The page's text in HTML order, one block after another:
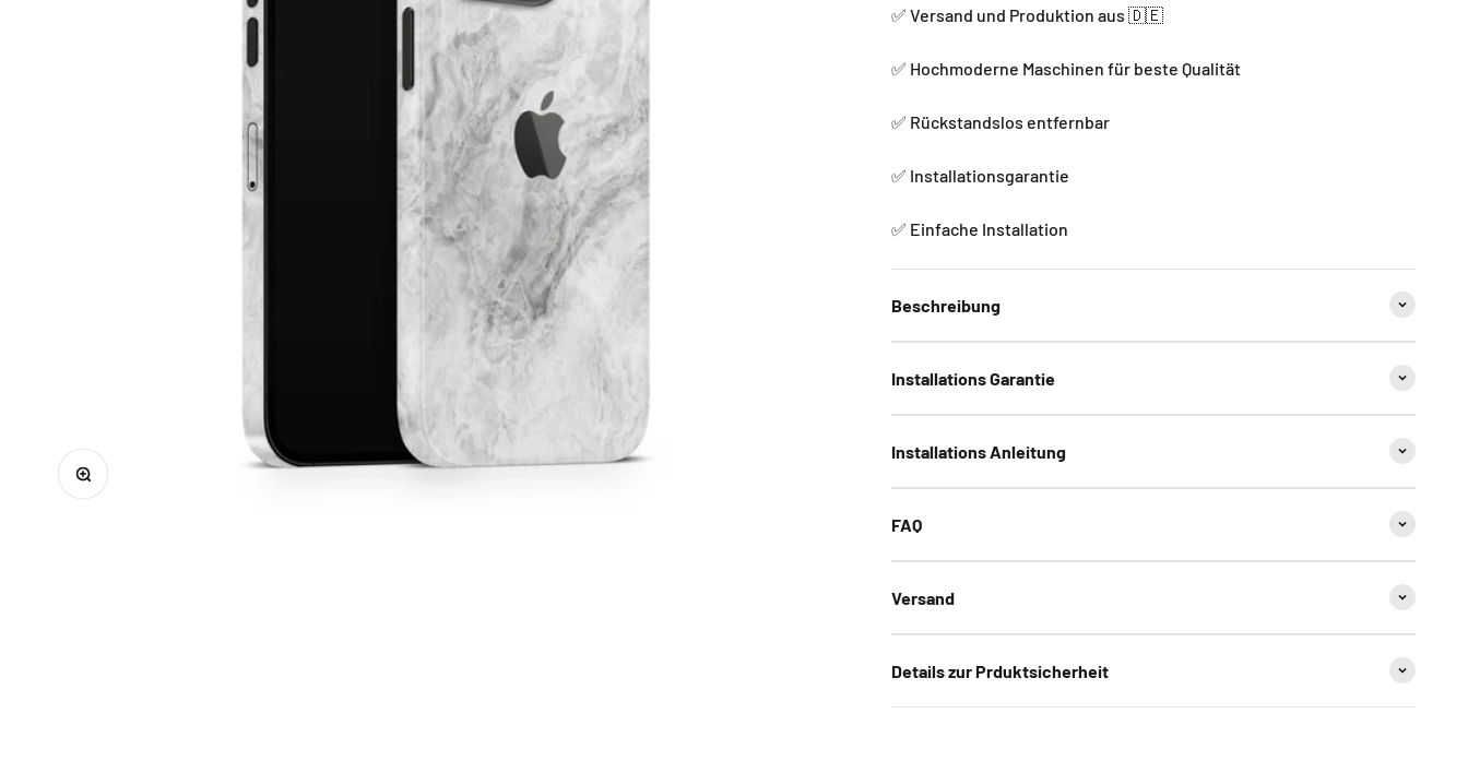
Bild vergrößern
✅ Versand und Produktion aus 🇩🇪
✅ Hochmoderne Maschinen für beste Qualität
✅ Rückstandslos entfernbar
✅ Installationsgarantie
✅ Einfache Installation
Beschreibung
Installations Garantie
Installations Anleitung
FAQ
Versand
Details zur Prduktsicherheit